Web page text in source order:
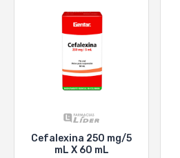
Cefalexina 250 mg/5
mL X 60 mL